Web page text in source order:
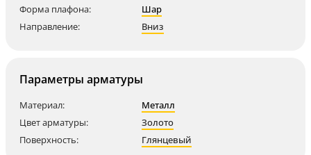
Форма плафона:
Шар
Направление:
Вниз
Параметры арматуры
Материал:
Металл
Цвет арматуры:
Золото
Поверхность:
Глянцевый